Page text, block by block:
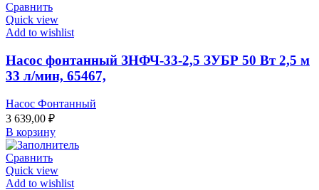
Сравнить
Quick view
Add to wishlist
Насос фонтанный ЗНФЧ-33-2,5 ЗУБР 50 Вт 2,5 м
33 л/мин, 65467,
Насос Фонтанный
3 639,00 ₽
В корзину
Сравнить
Quick view
Add to wishlist